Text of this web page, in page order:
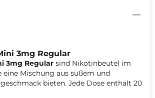
3mg Regular
3mg Regular sind Nikotinbeutel im
eine Mischung aus süßem und
bieten. Jede Dose enthält 20